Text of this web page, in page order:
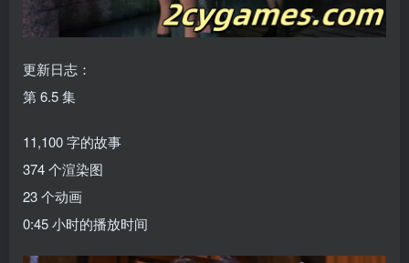
更新日志：
第 6.5 集
11,100 字的故事
374 个渲染图
23 个动画
0:45 小时的播放时间